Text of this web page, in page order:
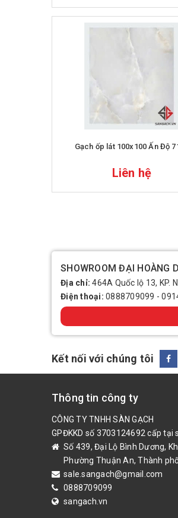
Gạch ốp lát 100x100 Ấn Độ
Liên hệ
SHOWROOM ĐẠI HOÀNG
Địa chỉ:464A Quốc lộ 13, KP.
Điện thoại: 0888709099 -
Kết nối với chúng tôi
Thông tin công ty
CÔNG TY TNHH SÀN GẠCH
GPĐKKD số 3703124692 cấp tại
Số 439, Đại Lộ Bình Dương,
Phường Thuận An, Thành
sale.sangach@gmail.com
0888709099
sangach.vn